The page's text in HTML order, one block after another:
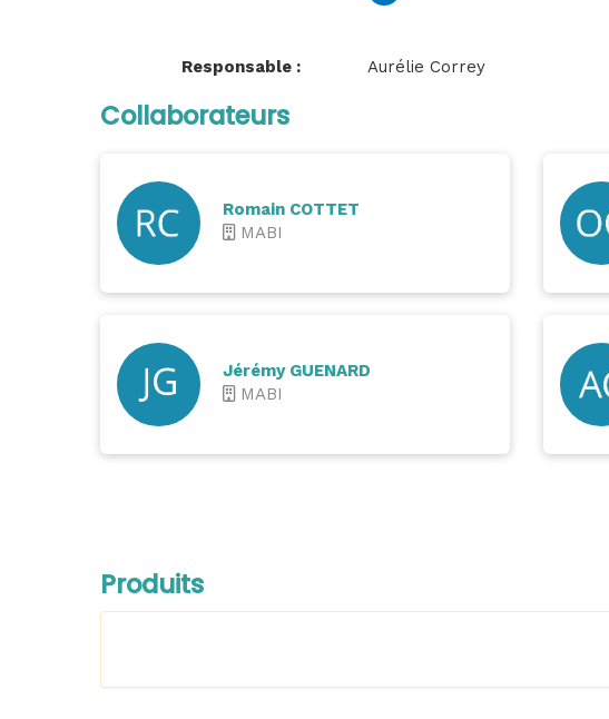
Responsable : Aurélie Correy
Collaborateurs
Romain COTTET
MABI
Jérémy GUENARD
MABI
Produits